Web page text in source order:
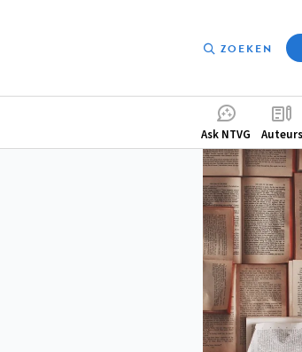
ZOEKEN
menu
Ask NTVG Auteurs